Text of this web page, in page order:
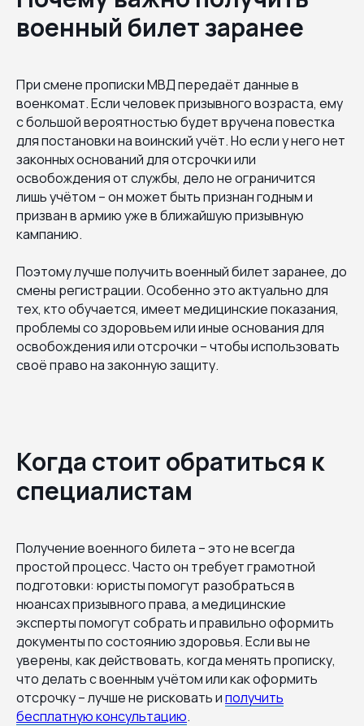
военный билет заранее
При смене прописки МВД передаёт данные в
военкомат. Если человек призывного возраста, ему
с большой вероятностью будет вручена повестка
для постановки на воинский учёт. Но если у него нет
законных оснований для отсрочки или
освобождения от службы, дело не ограничится
лишь учётом – он может быть признан годным и
призван в армию уже в ближайшую призывную
кампанию.
Поэтому лучше получить военный билет заранее, до
смены регистрации. Особенно это актуально для
тех, кто обучается, имеет медицинские показания,
проблемы со здоровьем или иные основания для
освобождения или отсрочки – чтобы использовать
своё право на законную защиту.
Когда стоит обратиться к
специалистам
Получение военного билета – это не всегда
простой процесс. Часто он требует грамотной
подготовки: юристы помогут разобраться в
нюансах призывного права, а медицинские
эксперты помогут собрать и правильно оформить
документы по состоянию здоровья. Если вы не
уверены, как действовать, когда менять прописку,
что делать с военным учётом или как оформить
отсрочку – лучше не рисковать иполучить
бесплатную консультацию.